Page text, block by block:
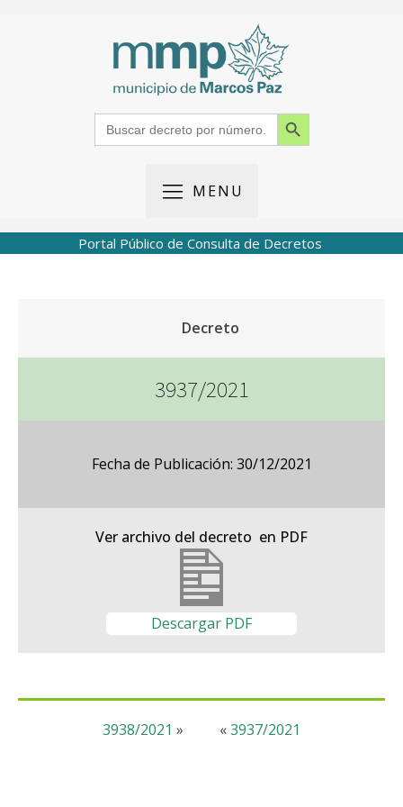
Search
for:
Search Button
MENU
Portal Público de Consulta de Decretos
Decreto
3937/2021
Fecha de Publicación: 30/12/2021
Ver archivo del decreto en PDF
Descargar PDF
«3937/2021
3938/2021 »